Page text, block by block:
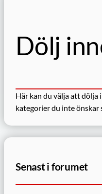
Dölj
Här kan du välja att dölja
kategorier du inte önskar
Senast i forumet